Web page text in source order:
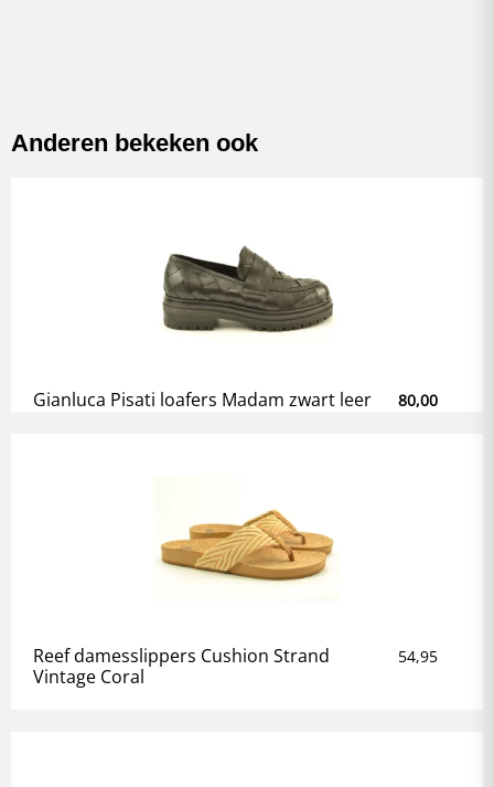
Anderen bekeken ook
Gianluca Pisati loafers Madam zwart leer 80,00
Reef damesslippers Cushion Strand
Vintage Coral
54,95